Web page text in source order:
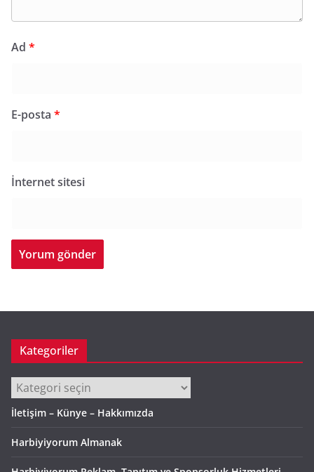
Ad *
E-posta *
İnternet sitesi
Kategoriler
Kategoriler
İletişim – Künye – Hakkımızda
Harbiyiyorum Almanak